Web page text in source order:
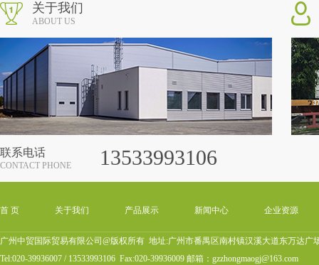
关于我们
ABOUT US
联系电话
CONTACT PHONE 13533993106
首 页 关于我们 产品展示 新闻中心 企业资源
广州中贸国际贸易有限公司@版权所有 地址:广州市番禺区南村镇汉溪大道东万达广
Tel:020-39936007 / 13533993106 Fax:020-39936009 邮箱：gzzhongmaogj@163.com